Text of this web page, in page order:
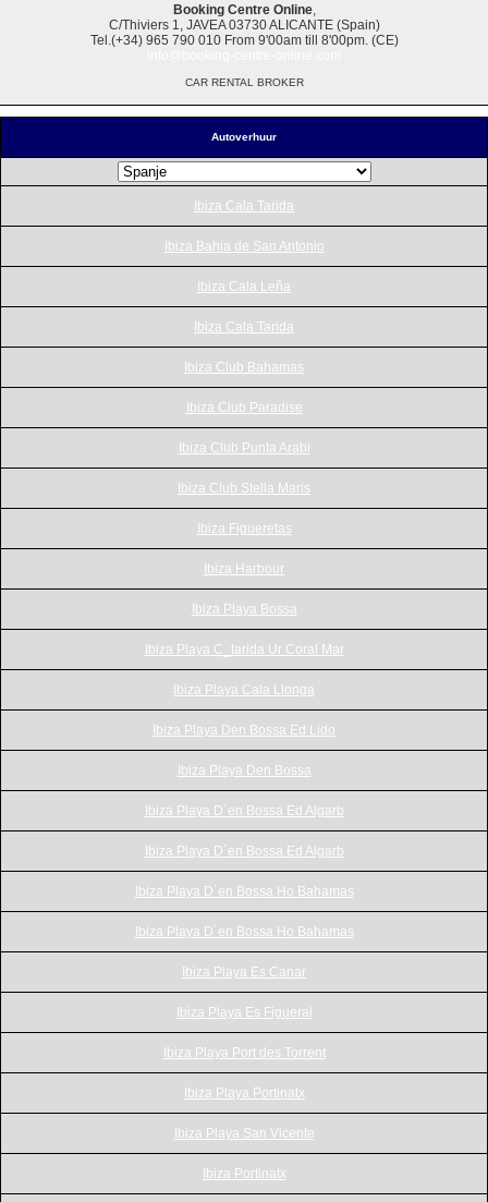
Autoverhuur
Ibiza Cala Tarida
Ibiza Bahia de San Antonio
Ibiza Cala Leña
Ibiza Cala Tarida
Ibiza Club Bahamas
Ibiza Club Paradise
Ibiza Club Punta Arabi
Ibiza Club Stella Maris
Ibiza Figueretas
Ibiza Harbour
Ibiza Playa Bossa
Ibiza Playa C_tarida Ur Coral Mar
Ibiza Playa Cala Llonga
Ibiza Playa Den Bossa Ed Lido
Ibiza Playa Den Bossa
Ibiza Playa D´en Bossa Ed Algarb
Ibiza Playa D´en Bossa Ed Algarb
Ibiza Playa D´en Bossa Ho Bahamas
Ibiza Playa D´en Bossa Ho Bahamas
Ibiza Playa Es Canar
Ibiza Playa Es Figueral
Ibiza Playa Port des Torrent
Ibiza Playa Portinatx
Ibiza Playa San Vicente
Ibiza Portinatx
Booking Centre Online,
C/Thiviers 1, JAVEA 03730 ALICANTE (Spain)
Tel.(+34) 965 790 010 From 9'00am till 8'00pm. (CE)
CAR RENTAL BROKER